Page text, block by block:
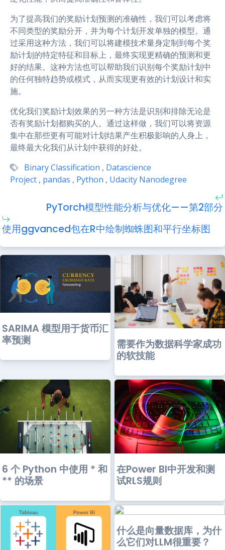
为了提高我们的奖励计划预测的准确性，我们可以考虑将
不同类型的奖励分开，并为每个计划开发单独的模型。通
过采用这种方法，我们可以将建模技术量身定制到每个奖
励计划的特定特征和目标上，最终实现更精确的预测和更
好的结果。这种方法也可以帮助我们识别每个奖励计划中
的任何独特趋势或模式，从而实现更有效的计划设计和实
施。
优化我们奖励计划效果的另一种方法是识别和排除无论是
否有奖励计划都购买的人。通过这样做，我们可以将资源
集中在那些更有可能对计划结果产生积极影响的人身上，
最终最大化我们从计划中获得的好处。
Binary Classification , Datascience
Project , pandas , Python , Udacity Nanodegree
PyTorch模型性能分析与优化——第2部分
使用ggvanced包在R中绘制蜘蛛图和平行坐标图
SARIMA 模型用于货币汇
率预测
需要作为数据科学家成功
的软技能
6 个 Python 中使用 * 和
** 的场景
在Power BI中开发和测
试RLS规则
什么是向量数据库，为什
么它们对LLM很重要？